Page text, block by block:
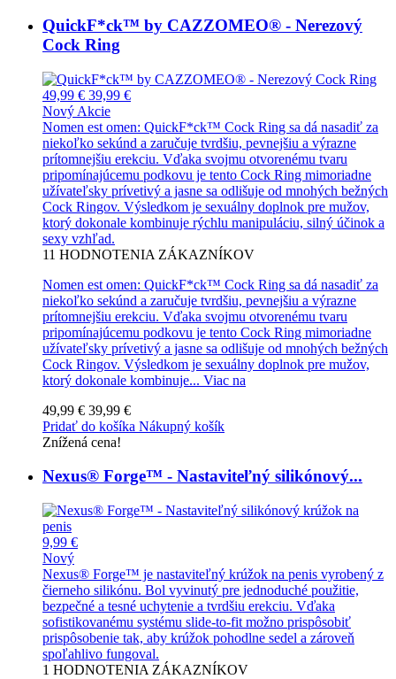
QuickF*ck™ by CAZZOMEO® - Nerezový
Cock Ring
49,99 € 39,99 €
Nový Akcie
Nomen est omen: QuickF*ck™ Cock Ring sa dá nasadiť za
niekoľko sekúnd a zaručuje tvrdšiu, pevnejšiu a výrazne
prítomnejšiu erekciu. Vďaka svojmu otvorenému tvaru
pripomínajúcemu podkovu je tento Cock Ring mimoriadne
užívateľsky prívetivý a jasne sa odlišuje od mnohých bežných
Cock Ringov. Výsledkom je sexuálny doplnok pre mužov,
ktorý dokonale kombinuje rýchlu manipuláciu, silný účinok a
sexy vzhľad.
11 HODNOTENIA ZÁKAZNÍKOV
Nomen est omen: QuickF*ck™ Cock Ring sa dá nasadiť za
niekoľko sekúnd a zaručuje tvrdšiu, pevnejšiu a výrazne
prítomnejšiu erekciu. Vďaka svojmu otvorenému tvaru
pripomínajúcemu podkovu je tento Cock Ring mimoriadne
užívateľsky prívetivý a jasne sa odlišuje od mnohých bežných
Cock Ringov. Výsledkom je sexuálny doplnok pre mužov,
ktorý dokonale kombinuje... Viac na
49,99 € 39,99 €
Pridať do košíka Nákupný košík
Znížená cena!
Nexus® Forge™ - Nastaviteľný silikónový...
9,99 €
Nový
Nexus® Forge™ je nastaviteľný krúžok na penis vyrobený z
čierneho silikónu. Bol vyvinutý pre jednoduché použitie,
bezpečné a tesné uchytenie a tvrdšiu erekciu. Vďaka
sofistikovanému systému slide-to-fit možno prispôsobiť
prispôsobenie tak, aby krúžok pohodlne sedel a zároveň
spoľahlivo fungoval.
1 HODNOTENIA ZÁKAZNÍKOV